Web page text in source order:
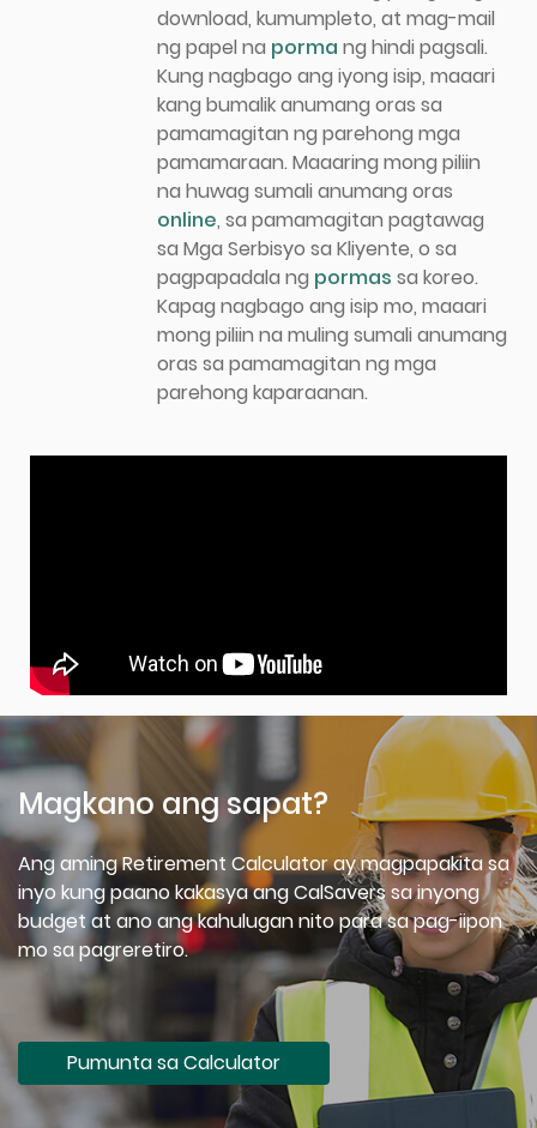
download, kumumpleto, at mag-mail
ng papel na porma ng hindi pagsali.
Kung nagbago ang iyong isip, maaari
kang bumalik anumang oras sa
pamamagitan ng parehong mga
pamamaraan. Maaaring mong piliin
na huwag sumali anumang oras
online, sa pamamagitan pagtawag
sa Mga Serbisyo sa Kliyente, o sa
pagpapadala ng pormas sa koreo.
Kapag nagbago ang isip mo, maaari
mong piliin na muling sumali anumang
oras sa pamamagitan ng mga
parehong kaparaanan.
Magkano ang sapat?
Ang aming Retirement Calculator ay magpapakita sa
inyo kung paano kakasya ang CalSavers sa inyong
budget at ano ang kahulugan nito para sa pag-iipon
mo sa pagreretiro.
Pumunta sa Calculator